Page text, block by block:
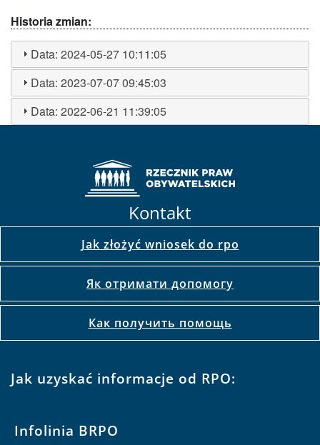
Historia zmian:
Data:2024-05-27 10:11:05
Data:2023-07-07 09:45:03
Data:2022-06-21 11:39:05
Kontakt
Jak złożyć wniosek do rpo
Як отримати допомогу
Как получить помощь
Jak uzyskać informacje od RPO:
Infolinia BRPO